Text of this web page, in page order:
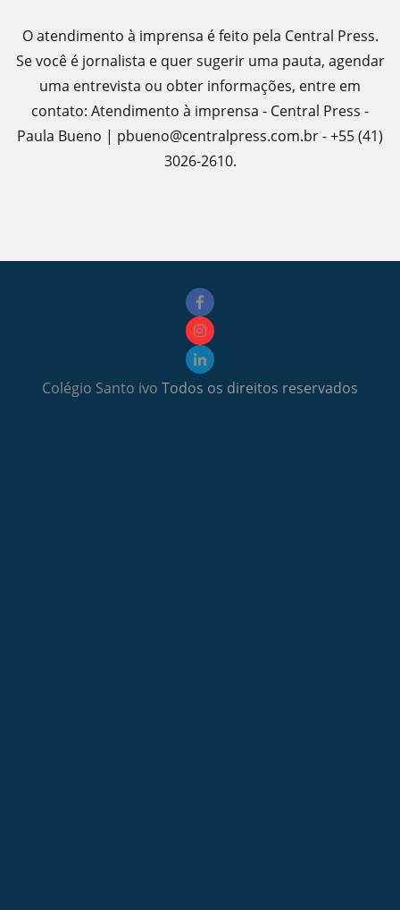
O atendimento à imprensa é feito pela Central Press.
Se você é jornalista e quer sugerir uma pauta, agendar
uma entrevista ou obter informações, entre em
contato: Atendimento à imprensa - Central Press -
Paula Bueno | pbueno@centralpress.com.br - +55 (41)
3026-2610.
Colégio Santo ivo Todos os direitos reservados